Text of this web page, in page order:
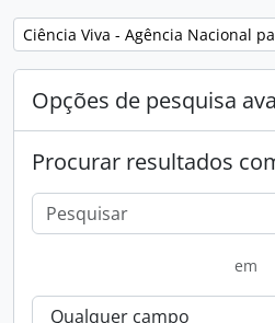
Remove filter:
Opções de pesquisa
Procurar resultados
em